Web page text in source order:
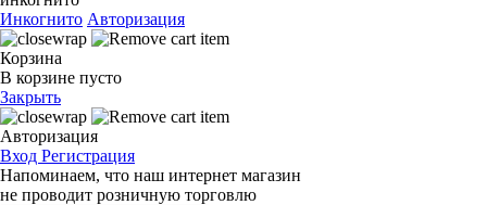
Инкогнито Авторизация
Корзина
В корзине пусто
Закрыть
Авторизация
Вход Регистрация
Напоминаем, что наш интернет магазин
не проводит розничную торговлю